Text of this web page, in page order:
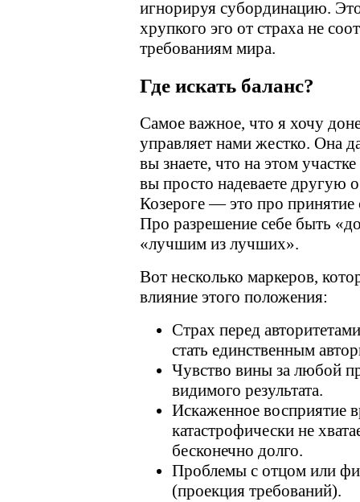
игнорируя субординацию.
хрупкого эго от страха не
требованиям мира.
Где искать баланс?
Самое важное, что я хочу
управляет нами жестко. Она
вы знаете, что на этом
вы просто надеваете другую
Козероге — это про принятие
Про разрешение себе быть
«лучшим из лучших».
Вот несколько маркеров,
влияние этого положения:
Страх перед
стать единственным
Чувство вины за любой
видимого результата.
Искаженное восприятие
катастрофически не
бесконечно долго.
Проблемы с отцом или
(проекция требований).